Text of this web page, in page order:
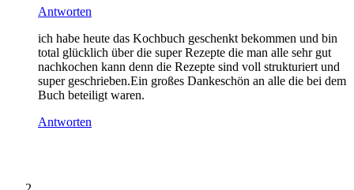
Antworten
ich habe heute das Kochbuch geschenkt bekommen und bin
total glücklich über die super Rezepte die man alle sehr gut
nachkochen kann denn die Rezepte sind voll strukturiert und
super geschrieben.Ein großes Dankeschön an alle die bei dem
Buch beteiligt waren.
Antworten